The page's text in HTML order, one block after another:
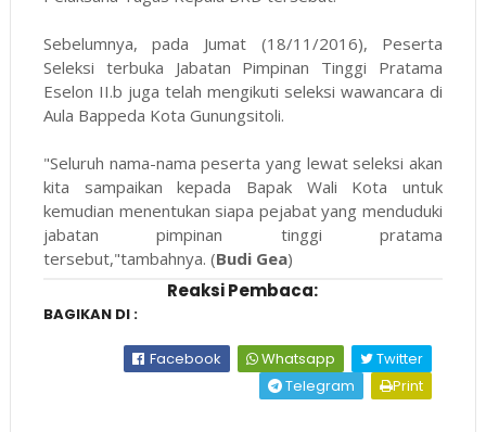
Sebelumnya, pada Jumat (18/11/2016), Peserta
Seleksi terbuka Jabatan Pimpinan Tinggi Pratama
Eselon II.b juga telah mengikuti seleksi wawancara di
Aula Bappeda Kota Gunungsitoli.
"Seluruh nama-nama peserta yang lewat seleksi akan
kita sampaikan kepada Bapak Wali Kota untuk
kemudian menentukan siapa pejabat yang menduduki
jabatan pimpinan tinggi pratama
tersebut,"tambahnya. (Budi Gea)
Reaksi Pembaca:
BAGIKAN DI :
Facebook Whatsapp
Twitter
Telegram
Print